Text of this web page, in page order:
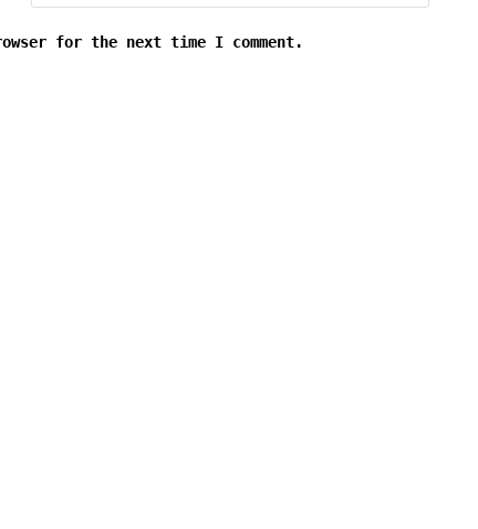
for the next time I comment.